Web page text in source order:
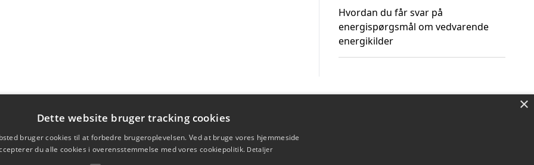
Hvordan du får svar på
energispørgsmål om vedvarende
energikilder
×
Dette website bruger tracking cookies
bruger cookies til at forbedre brugeroplevelsen. Ved at bruge vores hjemmeside
du alle cookies i overensstemmelse med vores cookiepolitik. Detaljer